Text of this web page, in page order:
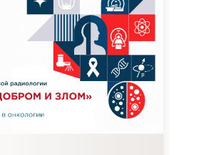
за 10 лет. Сегодня
Удэ — один из
востребованных
центров в регионе.